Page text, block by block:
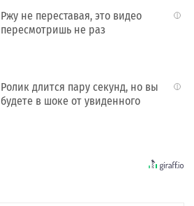
i
Ржу не переставая, это видео
пересмотришь не раз
i
Ролик длится пару секунд, но вы
будете в шоке от увиденного